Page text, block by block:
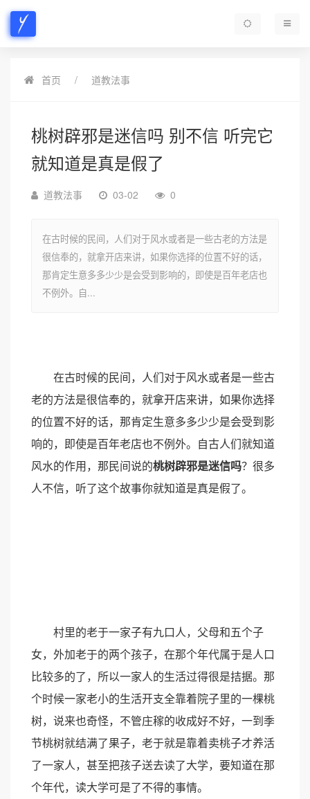
首页 道教法事
桃树辟邪是迷信吗 别不信 听完它
就知道是真是假了
道教法事 03-02 0
在古时候的民间，人们对于风水或者是一些古老的方法是
很信奉的，就拿开店来讲，如果你选择的位置不好的话，
那肯定生意多多少少是会受到影响的，即使是百年老店也
不例外。自...
在古时候的民间，人们对于风水或者是一些古
老的方法是很信奉的，就拿开店来讲，如果你选择
的位置不好的话，那肯定生意多多少少是会受到影
响的，即使是百年老店也不例外。自古人们就知道
风水的作用，那民间说的桃树辟邪是迷信吗？很多
人不信，听了这个故事你就知道是真是假了。
村里的老于一家子有九口人，父母和五个子
女，外加老于的两个孩子，在那个年代属于是人口
比较多的了，所以一家人的生活过得很是拮据。那
个时候一家老小的生活开支全靠着院子里的一棵桃
树，说来也奇怪，不管庄稼的收成好不好，一到季
节桃树就结满了果子，老于就是靠着卖桃子才养活
了一家人，甚至把孩子送去读了大学，要知道在那
个年代，读大学可是了不得的事情。